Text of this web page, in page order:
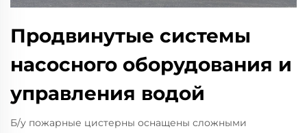
Продвинутые системы
насосного оборудования и
управления водой
Б/у пожарные цистерны оснащены сложными